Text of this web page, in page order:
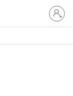
Logga
in
på
konto